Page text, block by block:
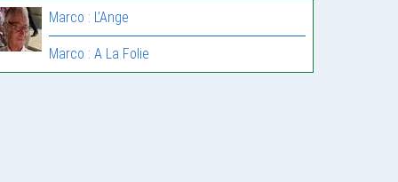
Marco : L’Ange
Marco : A La Folie